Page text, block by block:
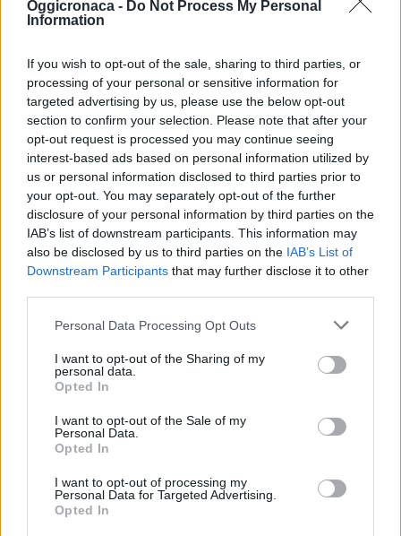
Oggicronaca - Do Not Process My Personal
Information
If you wish to opt-out of the sale, sharing to third parties, or
processing of your personal or sensitive information for
targeted advertising by us, please use the below opt-out
section to confirm your selection. Please note that after your
opt-out request is processed you may continue seeing
interest-based ads based on personal information utilized by
us or personal information disclosed to third parties prior to
your opt-out. You may separately opt-out of the further
disclosure of your personal information by third parties on the
IAB’s list of downstream participants. This information may
also be disclosed by us to third parties on the IAB’s List of
Downstream Participants that may further disclose it to other
Personal Data Processing Opt Outs
I want to opt-out of the Sharing of my
personal data.
Opted In
I want to opt-out of the Sale of my
Personal Data.
Opted In
I want to opt-out of processing my
Personal Data for Targeted Advertising.
Opted In